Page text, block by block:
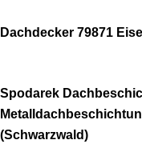
Dachdecker 79871
Spodarek
(Schwarzwald)